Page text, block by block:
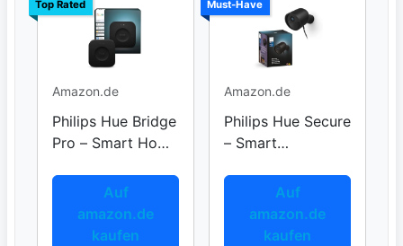
Top Rated
Amazon.de
Philips Hue Bridge
Pro – Smart Home
Auf
amazon.de
kaufen
Must-Have
Amazon.de
Philips Hue Secure
– Smart
Auf
amazon.de
kaufen